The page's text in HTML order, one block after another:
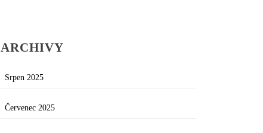
ARCHIVY
Srpen 2025
Červenec 2025